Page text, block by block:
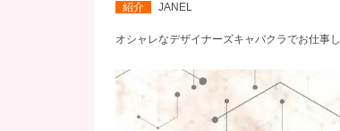
客引きなし (1)
高級店 (1)
紹介 JANEL
オシャレなデザイナーズキャバクラでお仕事